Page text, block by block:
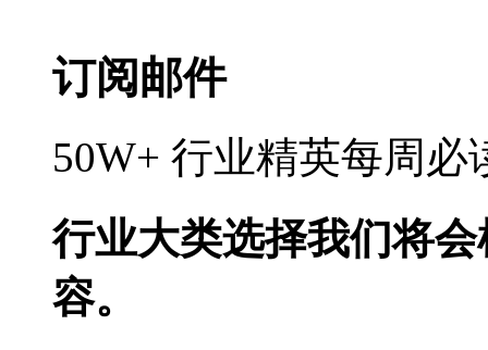
订阅邮件
50W+ 行业精英每周
行业大类选择我们将
容。